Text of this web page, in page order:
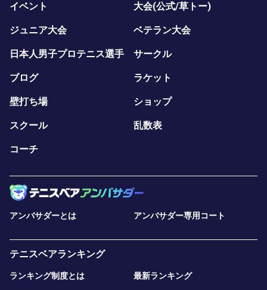
イベント 大会(公式/草トー)
ジュニア大会 ベテラン大会
日本人男子プロテニス選手 サークル
ブログ ラケット
壁打ち場 ショップ
スクール 乱数表
コーチ
アンバサダーとは アンバサダー専用コート
テニスベアランキング
ランキング制度とは 最新ランキング